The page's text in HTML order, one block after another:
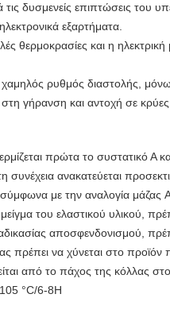
τις δυσμενείς επιπτώσεις
εξαρτήματα.
θερμοκρασίες και η
ρυθμός διαστολής,
γήρανση και αντοχή σε κρύες
πρώτα το συστατικό Α
ανακατεύεται
με την αναλογία μάζας
του ελαστικού υλικού,
αποσφενδονισμού,
πρέπει να χύνεται στο
από το πάχος της κόλλας
°C/6-8H